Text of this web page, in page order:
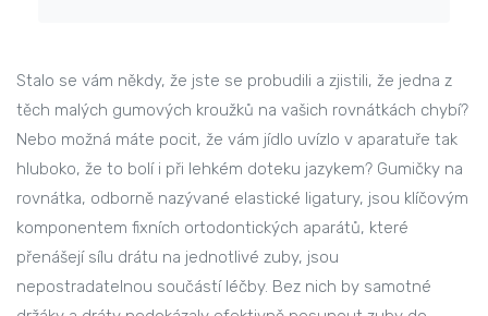
Stalo se vám někdy, že jste se probudili a zjistili, že jedna z
těch malých gumových kroužků na vašich rovnátkách chybí?
Nebo možná máte pocit, že vám jídlo uvízlo v aparatuře tak
hluboko, že to bolí i při lehkém doteku jazykem? Gumičky na
rovnátka, odborně nazývané elastické ligatury, jsou klíčovým
komponentem fixních ortodontických aparátů, které
přenášejí sílu drátu na jednotlivé zuby, jsou
nepostradatelnou součástí léčby. Bez nich by samotné